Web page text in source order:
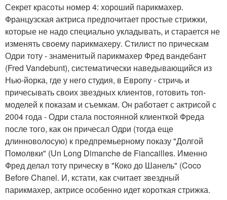
Секрет красоты номер 4: хороший парикмахер.
Французская актриса предпочитает простые стрижки,
которые не надо специально укладывать, и старается не
изменять своему парикмахеру. Стилист по прическам
Одри тоту - знаменитый парикмахер Фред вандебант
(Fred Vandebunt), систематически наведывающийся из
Нью-йорка, где у него студия, в Европу - стричь и
причесывать своих звездных клиентов, готовить топ-
моделей к показам и съемкам. Он работает с актрисой с
2004 года - Одри стала постоянной клиенткой Фреда
после того, как он причесал Одри (тогда еще
длинноволосую) к предпремьерному показу "Долгой
Помолвки" (Un Long Dimanche de Fiancailles. Именно
Фред делал тоту прическу в "Коко до Шанель" (Coco
Before Chanel. И, кстати, как считает звездный
парикмахер, актрисе особенно идет короткая стрижка.